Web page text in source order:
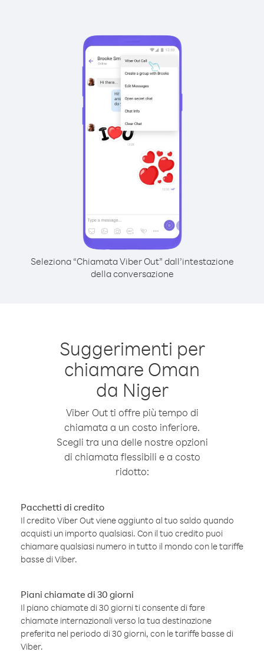
Seleziona “Chiamata Viber Out” dall’intestazione
della conversazione
Suggerimenti per
chiamare Oman
da Niger
Viber Out ti offre più tempo di
chiamata a un costo inferiore.
Scegli tra una delle nostre opzioni
di chiamata flessibili e a costo
ridotto:
Pacchetti di credito
Il credito Viber Out viene aggiunto al tuo saldo quando
acquisti un importo qualsiasi. Con il tuo credito puoi
chiamare qualsiasi numero in tutto il mondo con le tariffe
basse di Viber.
Piani chiamate di 30 giorni
Il piano chiamate di 30 giorni ti consente di fare
chiamate internazionali verso la tua destinazione
preferita nel periodo di 30 giorni, con le tariffe basse di
Viber.